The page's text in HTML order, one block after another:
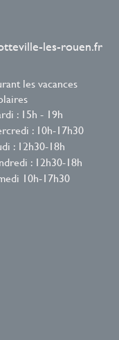
les-rouen.fr
les vacances
: 15h - 19h
: 10h-17h30
: 12h30-18h
: 12h30-18h
10h-17h30